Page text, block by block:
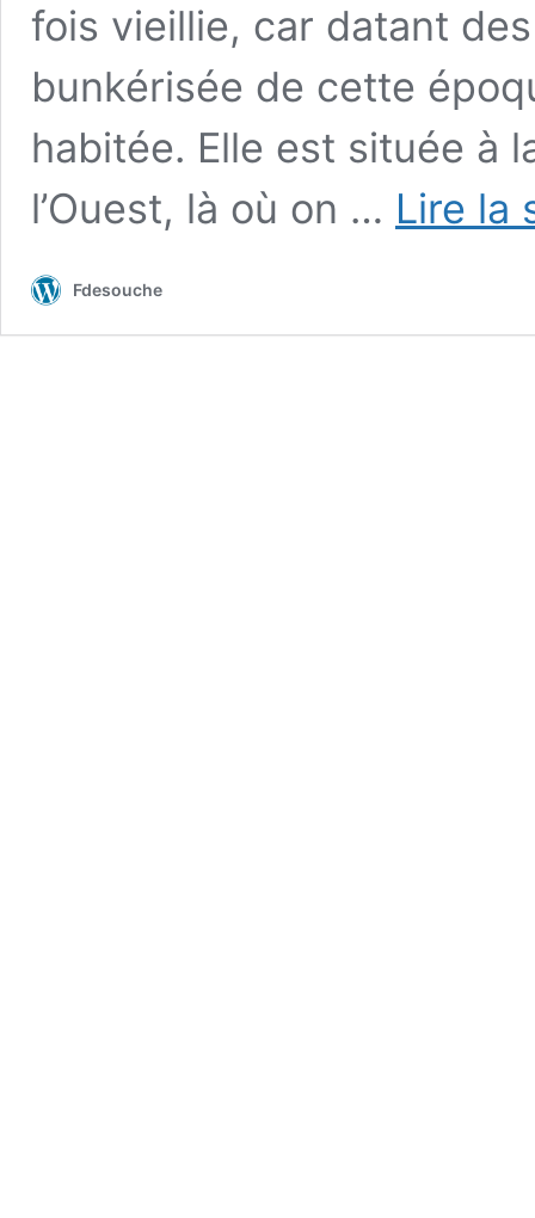
fois vieillie, car datant
bunkérisée de cette
habitée. Elle est située à
l’Ouest, là où on … Lire la
Fdesouche